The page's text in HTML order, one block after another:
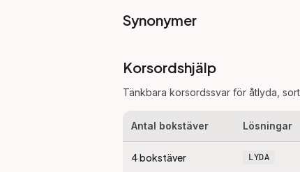
Synonymer
Korsordshjälp
Tänkbara korsordssvar för åtlyda ,
Antal bokstäver Lösningar
4bokstäver LYDA